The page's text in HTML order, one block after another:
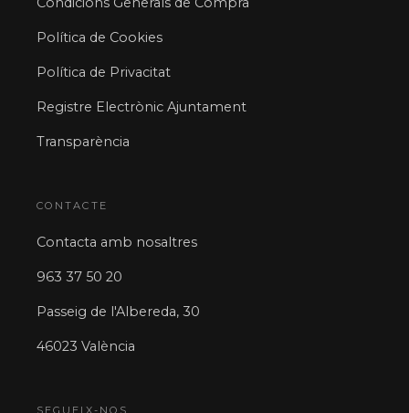
Política de Cookies
Política de Privacitat
Registre Electrònic Ajuntament
Transparència
CONTACTE
Contacta amb nosaltres
963 37 50 20
Passeig de l'Albereda, 30
46023 València
SEGUEIX-NOS